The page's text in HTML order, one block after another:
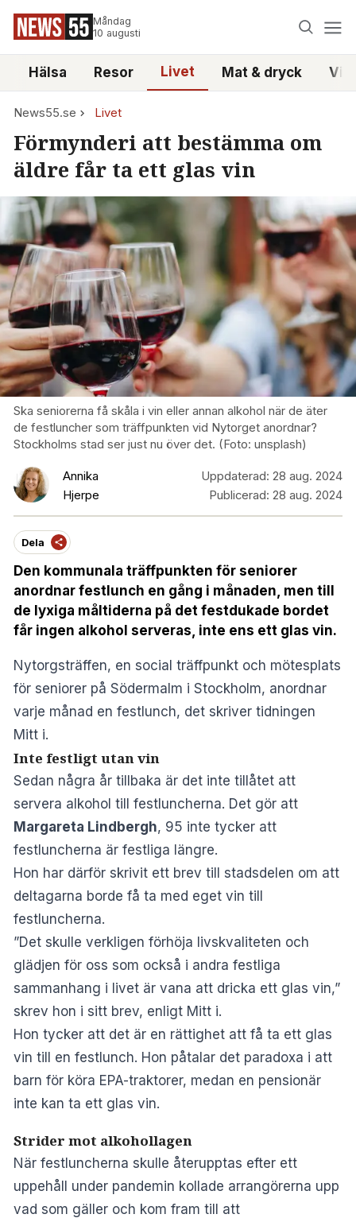
Måndag
10 augusti
Hälsa Resor Livet Mat & dryck
News55.se Livet
Förmynderi att bestämma om
äldre får ta ett glas vin
Ska seniorerna få skåla i vin eller annan alkohol när de äter
de festluncher som träffpunkten vid Nytorget anordnar?
Stockholms stad ser just nu över det. (Foto: unsplash)
Annika
Hjerpe
Uppdaterad: 28 aug. 2024
Publicerad: 28 aug. 2024
Dela
Den kommunala träffpunkten för seniorer
anordnar festlunch en gång i månaden, men till
de lyxiga måltiderna på det festdukade bordet
får ingen alkohol serveras, inte ens ett glas vin.
Nytorgsträffen, en social träffpunkt och mötesplats
för seniorer på Södermalm i Stockholm, anordnar
varje månad en festlunch, det skriver tidningen
Mitt i.
Inte festligt utan vin
Sedan några år tillbaka är det inte tillåtet att
servera alkohol till festluncherna. Det gör att
Margareta Lindbergh, 95 inte tycker att
festluncherna är festliga längre.
Hon har därför skrivit ett brev till stadsdelen om att
deltagarna borde få ta med eget vin till
festluncherna.
”Det skulle verkligen förhöja livskvaliteten och
glädjen för oss som också i andra festliga
sammanhang i livet är vana att dricka ett glas vin,”
skrev hon i sitt brev, enligt Mitt i.
Hon tycker att det är en rättighet att få ta ett glas
vin till en festlunch. Hon påtalar det paradoxa i att
barn för köra EPA-traktorer, medan en pensionär
inte kan ta ett glas vin.
Strider mot alkohollagen
När festluncherna skulle återupptas efter ett
uppehåll under pandemin kollade arrangörerna upp
vad som gäller och kom fram till att